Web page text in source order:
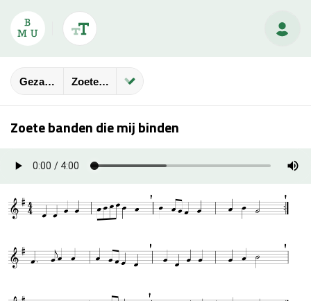
GezangbundelsZoete Banden Die Mij Binden
Zoete banden die mij binden